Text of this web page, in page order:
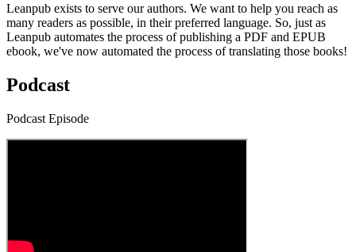
Leanpub exists to serve our authors. We want to help you reach as
many readers as possible, in their preferred language. So, just as
Leanpub automates the process of publishing a PDF and EPUB
ebook, we've now automated the process of translating those books!
Podcast
Podcast Episode